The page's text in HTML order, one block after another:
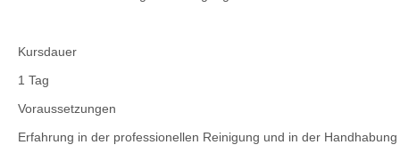
Kursdauer
1 Tag
Voraussetzungen
Erfahrung in der professionellen Reinigung und in der